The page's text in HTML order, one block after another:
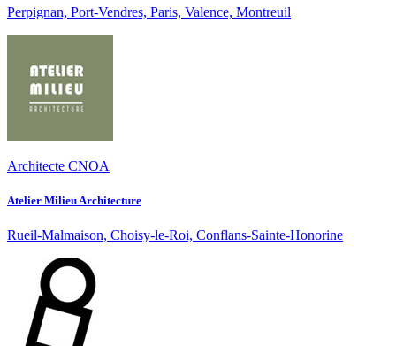
Perpignan, Port-Vendres, Paris, Valence, Montreuil
Architecte CNOA
Atelier Milieu Architecture
Rueil-Malmaison, Choisy-le-Roi, Conflans-Sainte-Honorine